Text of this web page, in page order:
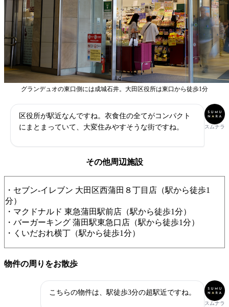
グランデュオの東口側には成城石井。大田区役所は東口から徒歩1分
スムナラ
区役所が駅近なんですね。衣食住の全てがコンパクト
にまとまっていて、大変住みやすそうな街ですね。
その他周辺施設
・セブン-イレブン 大田区西蒲田８丁目店（駅から徒歩1
分）
・マクドナルド 東急蒲田駅前店（駅から徒歩1分）
・バーガーキング 蒲田駅東急口店（駅から徒歩1分）
・くいだおれ横丁（駅から徒歩1分）
物件の周りをお散歩
スムナラ
こちらの物件は、駅徒歩3分の超駅近ですね。